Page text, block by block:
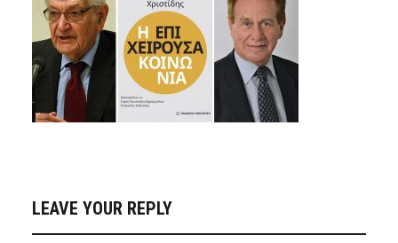
LEAVE YOUR REPLY